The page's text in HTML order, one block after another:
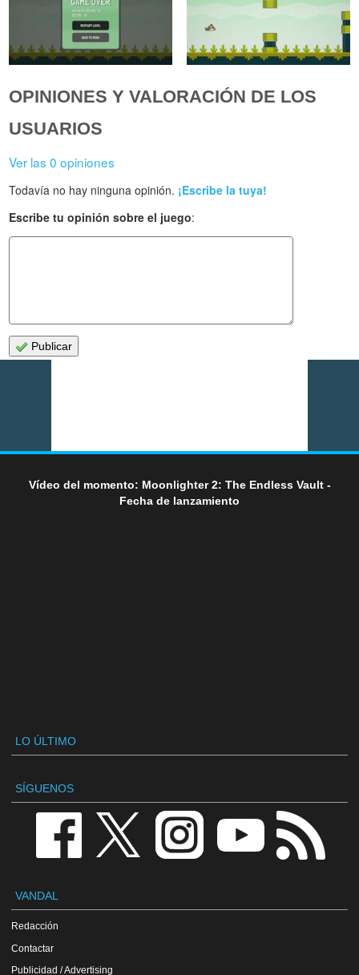
OPINIONES Y VALORACIÓN DE LOS
USUARIOS
Ver las 0 opiniones
Todavía no hay ninguna opinión. ¡Escribe la tuya!
Escribe tu opinión sobre el juego:
Publicar
Vídeo del momento: Moonlighter 2: The Endless Vault -
Fecha de lanzamiento
LO ÚLTIMO
SÍGUENOS
VANDAL
Redacción
Contactar
Publicidad / Advertising